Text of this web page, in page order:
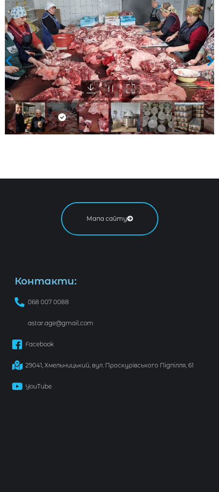
Мапа сайту
Контакти:
068 007 0088
astar.age@gmail.com
Facebook
29041, Хмельницький, вул. Проскурівського Підпілля, 61
YouTube